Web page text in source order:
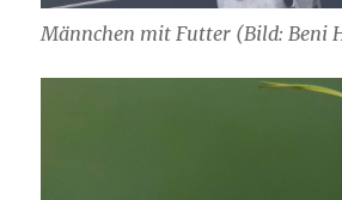
Männchen mit Futter (Bild: Beni